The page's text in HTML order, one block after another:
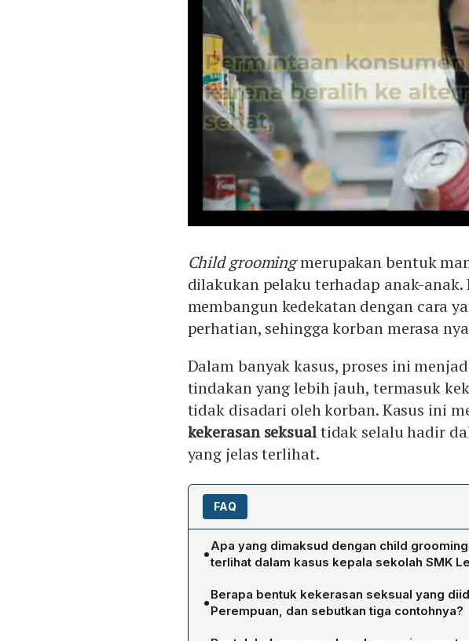
Child groomingmerupakan bentuk
dilakukan pelaku terhadap anak-anak.
membangun kedekatan dengan cara
perhatian, sehingga korban merasa
Dalam banyak kasus, proses ini
tindakan yang lebih jauh, termasuk
tidak disadari oleh korban. Kasus ini
kekerasan seksualtidak selalu hadir
yang jelas terlihat.
FAQ
•Apa yang dimaksud dengan child
terlihat dalam kasus kepala sekolah SMK
Child grooming merupakan bentuk manipulasi
membangun kedekatan dengan anak melalui
perhatian, dan memberi rasa nyaman sehingga
kepala sekolah SMK Letris Indonesia, dugaan
•Berapa bentuk kekerasan seksual yang
Perempuan, dan sebutkan tiga contohnya?
Komnas Perempuan mencatat adanya 15 bentuk